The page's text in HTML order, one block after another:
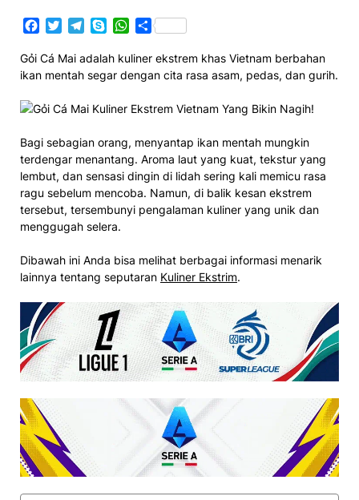
Facebook
TwitterTelegram
SkypeWhatsApp
Share
Gỏi Cá Mai adalah kuliner ekstrem khas Vietnam berbahan
ikan mentah segar dengan cita rasa asam, pedas, dan gurih.
Bagi sebagian orang, menyantap ikan mentah mungkin
terdengar menantang. Aroma laut yang kuat, tekstur yang
lembut, dan sensasi dingin di lidah sering kali memicu rasa
ragu sebelum mencoba. Namun, di balik kesan ekstrem
tersebut, tersembunyi pengalaman kuliner yang unik dan
menggugah selera.
Dibawah ini Anda bisa melihat berbagai informasi menarik
lainnya tentang seputaran Kuliner Ekstrim.